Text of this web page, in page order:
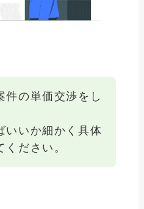
件の単価交渉をし
いいか細かく具体
ください。